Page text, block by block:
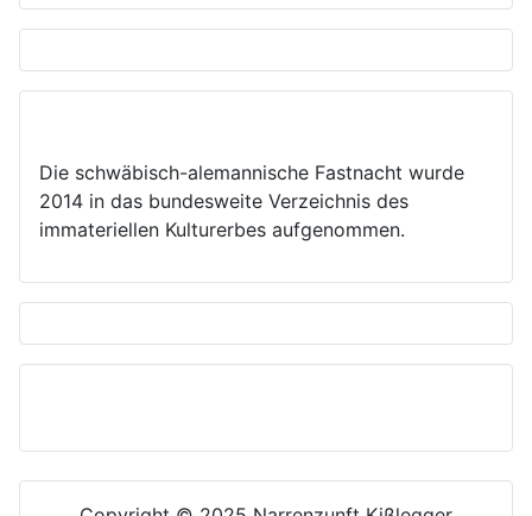
Die schwäbisch-alemannische Fastnacht wurde
2014 in das bundesweite Verzeichnis des
immateriellen Kulturerbes aufgenommen.